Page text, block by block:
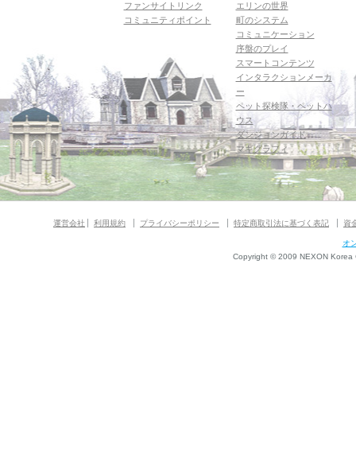
ファンサイトリンク
コミュニティポイント
エリンの世界
町のシステム
コミュニケーション
序盤のプレイ
スマートコンテンツ
インタラクションメーカ
ー
ペット探検隊・ペットハ
ウス
ダンジョンガイド
マギグラフィ
運営会社 利用規約 プライバシーポリシー 特定商取引法に基づく表記 資
オ
Copyright © 2009 NEXON Korea